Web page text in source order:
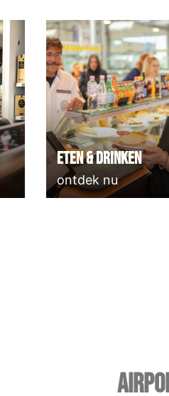
Eten & Drinken
ontdek nu